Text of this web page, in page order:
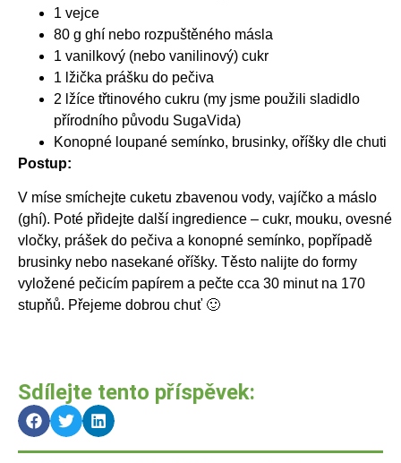
1 vejce
80 g ghí nebo rozpuštěného másla
1 vanilkový (nebo vanilinový) cukr
1 lžička prášku do pečiva
2 lžíce třtinového cukru (my jsme použili sladidlo
přírodního původu SugaVida)
Konopné loupané semínko, brusinky, oříšky dle chuti
Postup:
V míse smíchejte cuketu zbavenou vody, vajíčko a máslo
(ghí). Poté přidejte další ingredience – cukr, mouku, ovesné
vločky, prášek do pečiva a konopné semínko, popřípadě
brusinky nebo nasekané oříšky. Těsto nalijte do formy
vyložené pečicím papírem a pečte cca 30 minut na 170
stupňů. Přejeme dobrou chuť 🙂
Sdílejte tento příspěvek: